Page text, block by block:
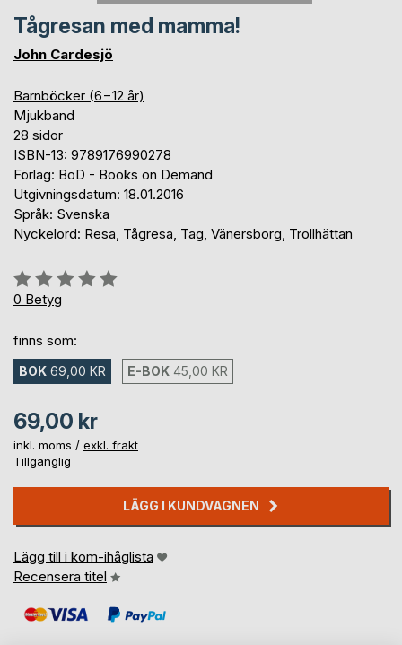
Tågresan med mamma!
John Cardesjö
Barnböcker (6−12 år)
Mjukband
28 sidor
ISBN-13: 9789176990278
Förlag: BoD - Books on Demand
Utgivningsdatum: 18.01.2016
Språk: Svenska
Nyckelord: Resa, Tågresa, Tag, Vänersborg, Trollhättan
Betyg::
0%
0 Betyg
finns som:
BOK 69,00 KR E-BOK 45,00 KR
69,00 kr
inkl. moms / exkl. frakt
Tillgänglig
LÄGG I KUNDVAGNEN
Lägg till i kom-ihåglista
Recensera titel